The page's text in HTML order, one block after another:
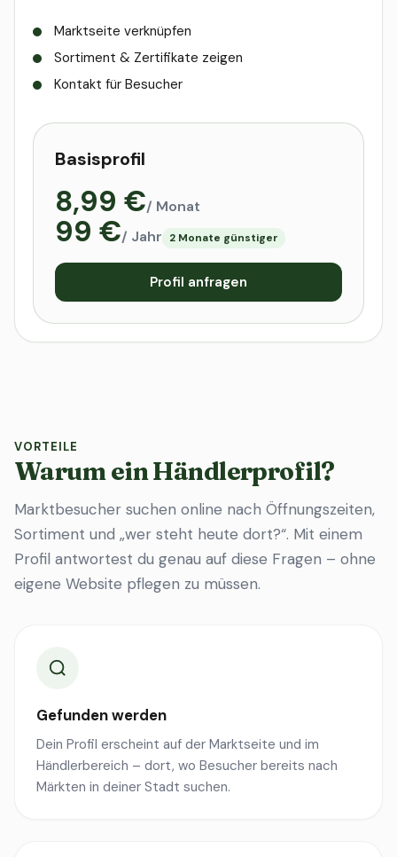
Marktseite verknüpfen
Sortiment & Zertifikate zeigen
Kontakt für Besucher
Basisprofil
8,99 €/ Monat
99 €/ Jahr 2 Monate günstiger
Profil anfragen
VORTEILE
Warum ein Händlerprofil?
Marktbesucher suchen online nach Öffnungszeiten,
Sortiment und „wer steht heute dort?“. Mit einem
Profil antwortest du genau auf diese Fragen – ohne
eigene Website pflegen zu müssen.
Gefunden werden
Dein Profil erscheint auf der Marktseite und im
Händlerbereich – dort, wo Besucher bereits nach
Märkten in deiner Stadt suchen.